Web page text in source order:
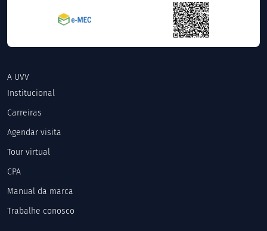
A UVV
Institucional
Carreiras
Agendar visita
Tour virtual
CPA
Manual da marca
Trabalhe conosco